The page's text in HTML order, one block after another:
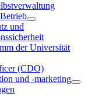
und
der Universität
(CDO)
und -marketing